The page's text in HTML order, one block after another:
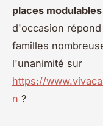
places modulables
d'occasion
familles
l'unanimité sur
https://
n ?